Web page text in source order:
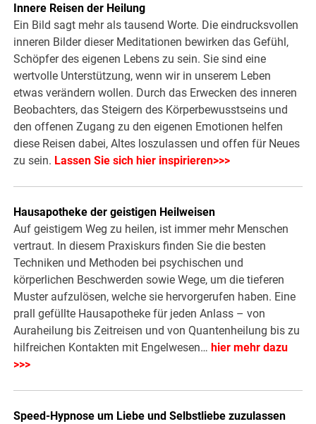
Innere Reisen der Heilung
Ein Bild sagt mehr als tausend Worte. Die eindrucksvollen
inneren Bilder dieser Meditationen bewirken das Gefühl,
Schöpfer des eigenen Lebens zu sein. Sie sind eine
wertvolle Unterstützung, wenn wir in unserem Leben
etwas verändern wollen. Durch das Erwecken des inneren
Beobachters, das Steigern des Körperbewusstseins und
den offenen Zugang zu den eigenen Emotionen helfen
diese Reisen dabei, Altes loszulassen und offen für Neues
zu sein. Lassen Sie sich hier inspirieren>>>
Hausapotheke der geistigen Heilweisen
Auf geistigem Weg zu heilen, ist immer mehr Menschen
vertraut. In diesem Praxiskurs finden Sie die besten
Techniken und Methoden bei psychischen und
körperlichen Beschwerden sowie Wege, um die tieferen
Muster aufzulösen, welche sie hervorgerufen haben. Eine
prall gefüllte Hausapotheke für jeden Anlass – von
Auraheilung bis Zeitreisen und von Quantenheilung bis zu
hilfreichen Kontakten mit Engelwesen… hier mehr dazu
>>>
Speed-Hypnose um Liebe und Selbstliebe zuzulassen